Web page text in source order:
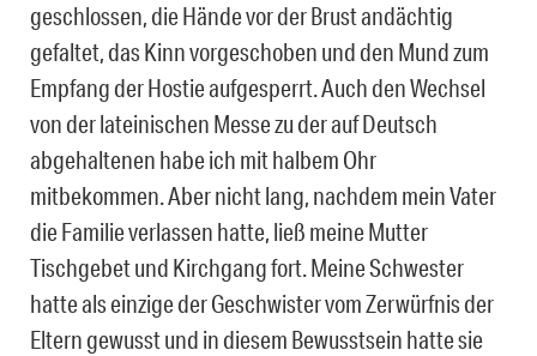
geschlossen, die Hände vor der Brust andächtig
gefaltet, das Kinn vorgeschoben und den Mund zum
Empfang der Hostie aufgesperrt. Auch den Wechsel
von der lateinischen Messe zu der auf Deutsch
abgehaltenen habe ich mit halbem Ohr
mitbekommen. Aber nicht lang, nachdem mein Vater
die Familie verlassen hatte, ließ meine Mutter
Tischgebet und Kirchgang fort. Meine Schwester
hatte als einzige der Geschwister vom Zerwürfnis der
Eltern gewusst und in diesem Bewusstsein hatte sie